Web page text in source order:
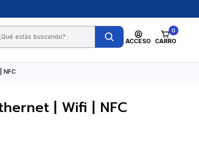
ACCESO
0
CARRO
NFC
| Wifi | NFC